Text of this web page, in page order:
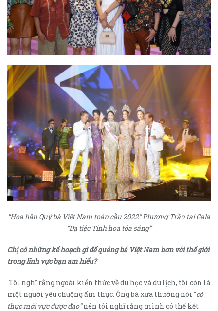
“Hoa hậu Quý bà Việt Nam toàn cầu 2022” Phương Trần tại Gala
“Dạ tiệc Tinh hoa tỏa sáng”
Chị có những kế hoạch gì để quảng bá Việt Nam hơn với thế giới
trong lĩnh vực bạn am hiểu?
Tôi nghĩ rằng ngoài kiến thức về du học và du lịch, tôi còn là
một người yêu chuộng ẩm thực. Ông bà xưa thường nói “có
thực mới vực được đạo”nên tôi nghĩ rằng mình có thể kết